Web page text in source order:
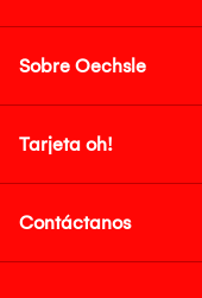
Sobre Oechsle
Tarjeta oh!
Contáctanos